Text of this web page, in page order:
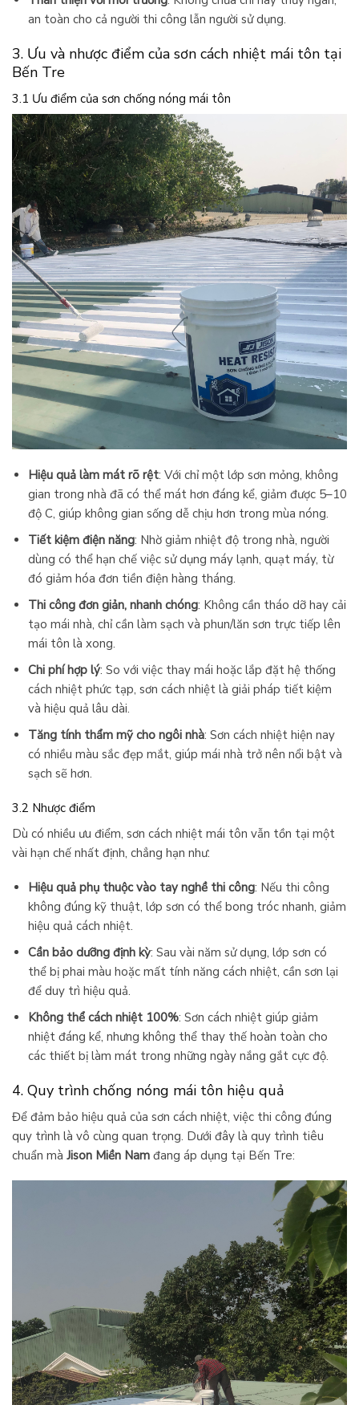
an toàn cho cả người thi công lẫn người sử dụng.
3. Ưu và nhược điểm của sơn cách nhiệt mái tôn tại
Bến Tre
3.1 Ưu điểm của sơn chống nóng mái tôn
Hiệu quả làm mát rõ rệt: Với chỉ một lớp sơn mỏng, không
gian trong nhà đã có thể mát hơn đáng kể, giảm được 5–10
độ C, giúp không gian sống dễ chịu hơn trong mùa nóng.
Tiết kiệm điện năng: Nhờ giảm nhiệt độ trong nhà, người
dùng có thể hạn chế việc sử dụng máy lạnh, quạt máy, từ
đó giảm hóa đơn tiền điện hàng tháng.
Thi công đơn giản, nhanh chóng: Không cần tháo dỡ hay cải
tạo mái nhà, chỉ cần làm sạch và phun/lăn sơn trực tiếp lên
mái tôn là xong.
Chi phí hợp lý: So với việc thay mái hoặc lắp đặt hệ thống
cách nhiệt phức tạp, sơn cách nhiệt là giải pháp tiết kiệm
và hiệu quả lâu dài.
Tăng tính thẩm mỹ cho ngôi nhà: Sơn cách nhiệt hiện nay
có nhiều màu sắc đẹp mắt, giúp mái nhà trở nên nổi bật và
sạch sẽ hơn.
3.2 Nhược điểm
Dù có nhiều ưu điểm, sơn cách nhiệt mái tôn vẫn tồn tại một
vài hạn chế nhất định, chẳng hạn như:
Hiệu quả phụ thuộc vào tay nghề thi công: Nếu thi công
không đúng kỹ thuật, lớp sơn có thể bong tróc nhanh, giảm
hiệu quả cách nhiệt.
Cần bảo dưỡng định kỳ: Sau vài năm sử dụng, lớp sơn có
thể bị phai màu hoặc mất tính năng cách nhiệt, cần sơn lại
để duy trì hiệu quả.
Không thể cách nhiệt 100%: Sơn cách nhiệt giúp giảm
nhiệt đáng kể, nhưng không thể thay thế hoàn toàn cho
các thiết bị làm mát trong những ngày nắng gắt cực độ.
4. Quy trình chống nóng mái tôn hiệu quả
Để đảm bảo hiệu quả của sơn cách nhiệt, việc thi công đúng
quy trình là vô cùng quan trọng. Dưới đây là quy trình tiêu
chuẩn mà Jison Miền Nam đang áp dụng tại Bến Tre: